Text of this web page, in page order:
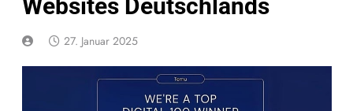
Websites Deutschlands
27. Januar 2025